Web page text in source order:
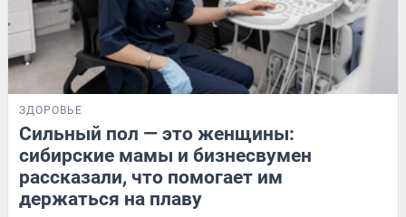
ЗДОРОВЬЕ
Сильный пол — это женщины:
сибирские мамы и бизнесвумен
рассказали, что помогает им
держаться на плаву